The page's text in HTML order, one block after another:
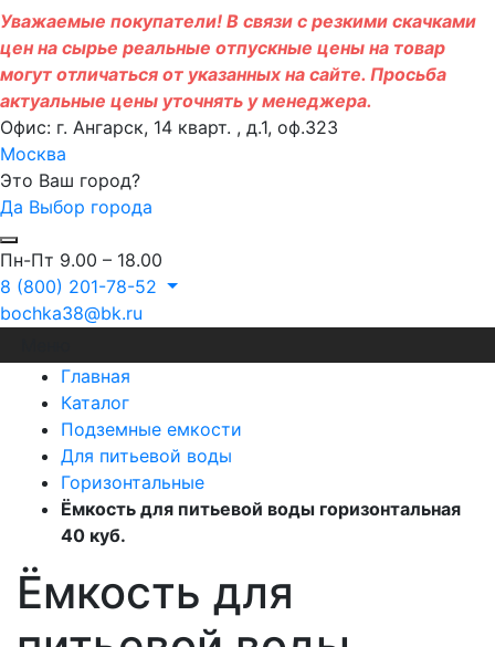
Уважаемые покупатели! В связи с резкими скачками
цен на сырье реальные отпускные цены на товар
могут отличаться от указанных на сайте. Просьба
актуальные цены уточнять у менеджера.
Офис: г. Ангарск, 14 кварт. , д.1, оф.323
Москва
Это Ваш город?
Да Выбор города
Пн-Пт 9.00 – 18.00
8 (800) 201-78-52
bochka38@bk.ru
Главная
Каталог
Подземные емкости
Для питьевой воды
Горизонтальные
Ёмкость для питьевой воды горизонтальная
40 куб.
Ёмкость для